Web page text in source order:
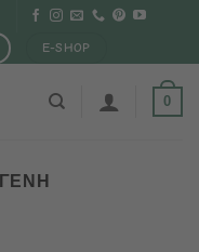
E-SHOP
0
ΓΕΝΗ